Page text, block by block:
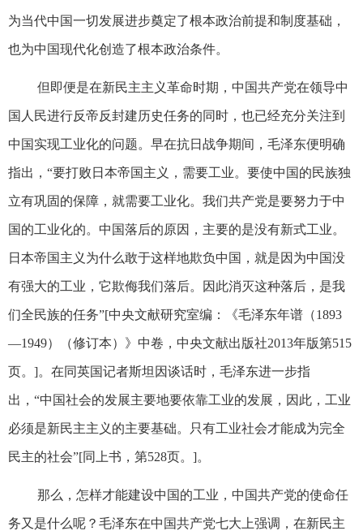
为当代中国一切发展进步奠定了根本政治前提和制度基础，
也为中国现代化创造了根本政治条件。
但即便是在新民主主义革命时期，中国共产党在领导中
国人民进行反帝反封建历史任务的同时，也已经充分关注到
中国实现工业化的问题。早在抗日战争期间，毛泽东便明确
指出，“要打败日本帝国主义，需要工业。要使中国的民族独
立有巩固的保障，就需要工业化。我们共产党是要努力于中
国的工业化的。中国落后的原因，主要的是没有新式工业。
日本帝国主义为什么敢于这样地欺负中国，就是因为中国没
有强大的工业，它欺侮我们落后。因此消灭这种落后，是我
们全民族的任务”[中央文献研究室编：《毛泽东年谱（1893
—1949）（修订本）》中卷，中央文献出版社2013年版第515
页。]。在同英国记者斯坦因谈话时，毛泽东进一步指
出，“中国社会的发展主要地要依靠工业的发展，因此，工业
必须是新民主主义的主要基础。只有工业社会才能成为完全
民主的社会”[同上书，第528页。]。
那么，怎样才能建设中国的工业，中国共产党的使命任
务又是什么呢？毛泽东在中国共产党七大上强调，在新民主